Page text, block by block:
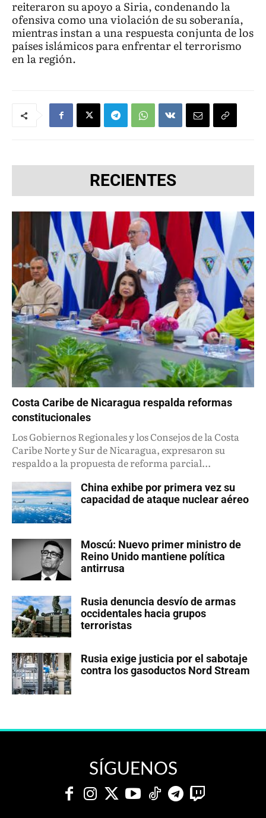
reiteraron su apoyo a Siria, condenando la
ofensiva como una violación de su soberanía,
mientras instan a una respuesta conjunta de los
países islámicos para enfrentar el terrorismo
en la región.
RECIENTES
Costa Caribe de Nicaragua respalda reformas
constitucionales
Los Gobiernos Regionales y los Consejos de la Costa
Caribe Norte y Sur de Nicaragua, expresaron su
respaldo a la propuesta de reforma parcial...
China exhibe por primera vez su
capacidad de ataque nuclear aéreo
Moscú: Nuevo primer ministro de
Reino Unido mantiene política
antirrusa
Rusia denuncia desvío de armas
occidentales hacia grupos
terroristas
Rusia exige justicia por el sabotaje
contra los gasoductos Nord Stream
SÍGUENOS